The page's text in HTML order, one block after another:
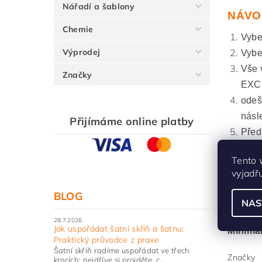
Nářadí a šablony
Chemie
Výprodej
Značky
Přijímáme online platby
BLOG
28.7.2026
Jak uspořádat šatní skříň a šatnu:
Praktický průvodce z praxe
Šatní skříň radíme uspořádat ve třech
krocích: nejdříve si projděte, c...
Vše
Značky
Tento